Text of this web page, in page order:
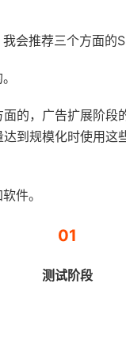
会推荐三个方面的
的，广告扩展阶段
到规模化时使用这
件。
01
测试阶段